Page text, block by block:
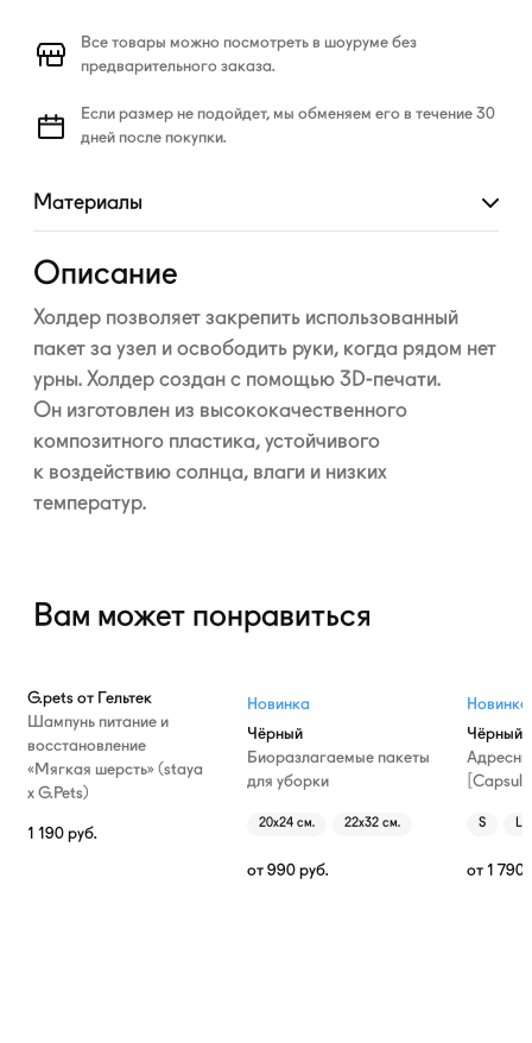
Все товары можно посмотреть в шоуруме без
предварительного заказа.
Если размер не подойдет, мы обменяем его в течение 30
дней после покупки.
Материалы
Развернуть
Описание
Холдер позволяет закрепить использованный
пакет за узел и освободить руки, когда рядом нет
урны. Холдер создан с помощью 3D-печати.
Он изготовлен из высококачественного
композитного пластика, устойчивого
к воздействию солнца, влаги и низких
температур.
Вам может понравиться
G.pets от Гельтек
Шампунь питание и
восстановление
«Мягкая шерсть» (staya
х G.Pets)
1 190 руб.
Новинка
Чёрный
Биоразлагаемые пакеты
для уборки
20х24 см. 22х32 см.
от 990 руб.
Новинка
Чёрный
S L
от 1 790